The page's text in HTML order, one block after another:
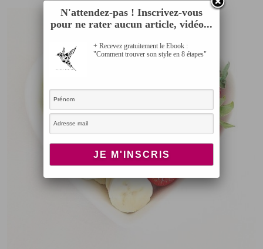
N'attendez-pas ! Inscrivez-vous
pour ne rater aucun article, vidéo...
+ Recevez gratuitement le Ebook :
"Comment trouver son style en 8 étapes"